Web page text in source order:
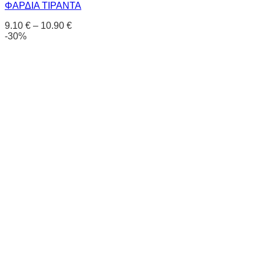
ΦΑΡΔΙΑ ΤΙΡΑΝΤΑ
9.10 € – 10.90 €
-30%